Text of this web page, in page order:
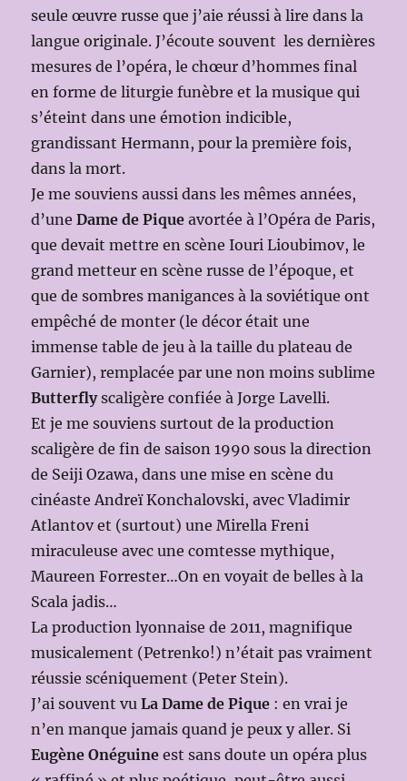
seule œuvre russe que j’aie réussi à lire dans la
langue originale. J’écoute souvent les dernières
mesures de l’opéra, le chœur d’hommes final
en forme de liturgie funèbre et la musique qui
s’éteint dans une émotion indicible,
grandissant Hermann, pour la première fois,
dans la mort.
Je me souviens aussi dans les mêmes années,
d’uneDame de Pique avortée à l’Opéra de Paris,
que devait mettre en scène Iouri Lioubimov, le
grand metteur en scène russe de l’époque, et
que de sombres manigances à la soviétique ont
empêché de monter (le décor était une
immense table de jeu à la taille du plateau de
Garnier), remplacée par une non moins sublime
Butterflyscaligère confiée à Jorge Lavelli.
Et je me souviens surtout de la production
scaligère de fin de saison 1990 sous la direction
de Seiji Ozawa, dans une mise en scène du
cinéaste Andreï Konchalovski, avec Vladimir
Atlantov et (surtout) une Mirella Freni
miraculeuse avec une comtesse mythique,
Maureen Forrester…On en voyait de belles à la
Scala jadis…
La production lyonnaise de 2011, magnifique
musicalement (Petrenko!) n’était pas vraiment
réussie scéniquement (Peter Stein).
J’ai souvent vuLa Dame de Pique : en vrai je
n’en manque jamais quand je peux y aller. Si
Eugène Onéguine est sans doute un opéra plus